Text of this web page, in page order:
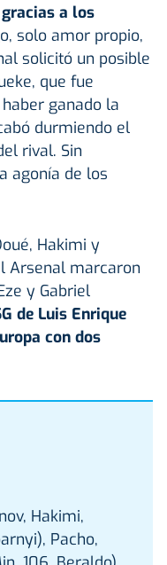
a los
solo amor propio,
solicitó un posible
que fue
ganado la
durmiendo el
rival. Sin
agonía de los
Hakimi y
Arsenal marcaron
y Gabriel
de Luis Enrique
con dos
Hakimi,
Pacho,